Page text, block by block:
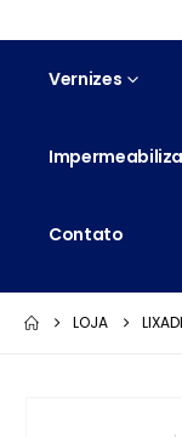
Vernizes
Contato
LOJA